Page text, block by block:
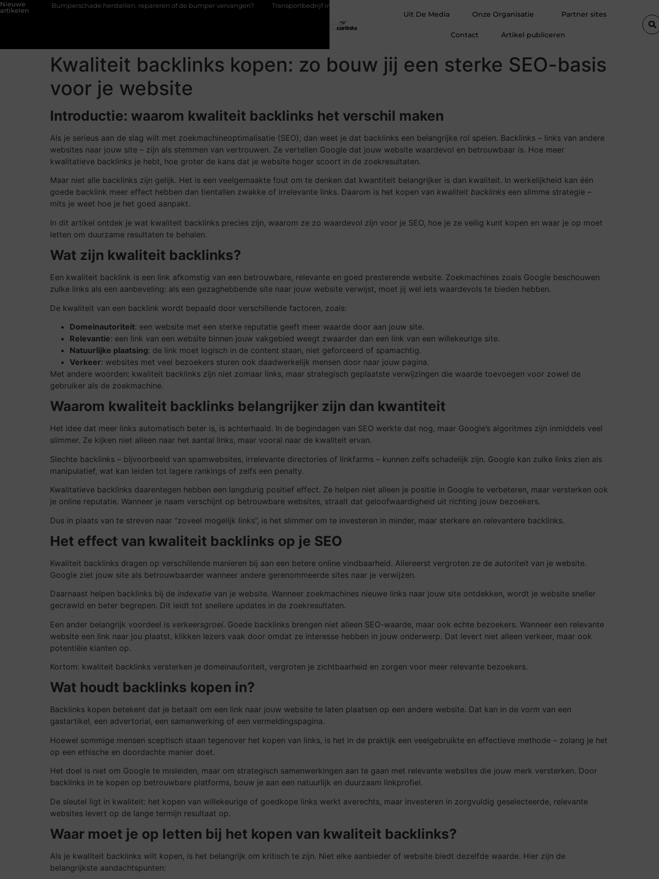
Nieuwe
artikelen
Bumperschade herstellen: repareren of de bumper vervangen? Transportbedrijf in Antwerpen als basis voor tevreden klanten
Uit De Media Onze Organisatie Partner sites
Contact Artikel publiceren
Kwaliteit backlinks kopen: zo bouw jij een sterke SEO-basis
voor je website
Introductie: waarom kwaliteit backlinks het verschil maken
Als je serieus aan de slag wilt met zoekmachineoptimalisatie (SEO), dan weet je dat backlinks een belangrijke rol spelen. Backlinks – links van andere
websites naar jouw site – zijn als stemmen van vertrouwen. Ze vertellen Google dat jouw website waardevol en betrouwbaar is. Hoe meer
kwalitatieve backlinks je hebt, hoe groter de kans dat je website hoger scoort in de zoekresultaten.
Maar niet alle backlinks zijn gelijk. Het is een veelgemaakte fout om te denken dat kwantiteit belangrijker is dan kwaliteit. In werkelijkheid kan één
goede backlink meer effect hebben dan tientallen zwakke of irrelevante links. Daarom is het kopen van kwaliteit backlinks een slimme strategie –
mits je weet hoe je het goed aanpakt.
In dit artikel ontdek je wat kwaliteit backlinks precies zijn, waarom ze zo waardevol zijn voor je SEO, hoe je ze veilig kunt kopen en waar je op moet
letten om duurzame resultaten te behalen.
Wat zijn kwaliteit backlinks?
Een kwaliteit backlink is een link afkomstig van een betrouwbare, relevante en goed presterende website. Zoekmachines zoals Google beschouwen
zulke links als een aanbeveling: als een gezaghebbende site naar jouw website verwijst, moet jij wel iets waardevols te bieden hebben.
De kwaliteit van een backlink wordt bepaald door verschillende factoren, zoals:
Domeinautoriteit: een website met een sterke reputatie geeft meer waarde door aan jouw site.
Relevantie: een link van een website binnen jouw vakgebied weegt zwaarder dan een link van een willekeurige site.
Natuurlijke plaatsing: de link moet logisch in de content staan, niet geforceerd of spamachtig.
Verkeer: websites met veel bezoekers sturen ook daadwerkelijk mensen door naar jouw pagina.
Met andere woorden: kwaliteit backlinks zijn niet zomaar links, maar strategisch geplaatste verwijzingen die waarde toevoegen voor zowel de
gebruiker als de zoekmachine.
Waarom kwaliteit backlinks belangrijker zijn dan kwantiteit
Het idee dat meer links automatisch beter is, is achterhaald. In de begindagen van SEO werkte dat nog, maar Google’s algoritmes zijn inmiddels veel
slimmer. Ze kijken niet alleen naar het aantal links, maar vooral naar de kwaliteit ervan.
Slechte backlinks – bijvoorbeeld van spamwebsites, irrelevante directories of linkfarms – kunnen zelfs schadelijk zijn. Google kan zulke links zien als
manipulatief, wat kan leiden tot lagere rankings of zelfs een penalty.
Kwalitatieve backlinks daarentegen hebben een langdurig positief effect. Ze helpen niet alleen je positie in Google te verbeteren, maar versterken ook
je online reputatie. Wanneer je naam verschijnt op betrouwbare websites, straalt dat geloofwaardigheid uit richting jouw bezoekers.
Dus in plaats van te streven naar “zoveel mogelijk links”, is het slimmer om te investeren in minder, maar sterkere en relevantere backlinks.
Het effect van kwaliteit backlinks op je SEO
Kwaliteit backlinks dragen op verschillende manieren bij aan een betere online vindbaarheid. Allereerst vergroten ze de autoriteit van je website.
Google ziet jouw site als betrouwbaarder wanneer andere gerenommeerde sites naar je verwijzen.
Daarnaast helpen backlinks bij de indexatie van je website. Wanneer zoekmachines nieuwe links naar jouw site ontdekken, wordt je website sneller
gecrawld en beter begrepen. Dit leidt tot snellere updates in de zoekresultaten.
Een ander belangrijk voordeel is verkeersgroei. Goede backlinks brengen niet alleen SEO-waarde, maar ook echte bezoekers. Wanneer een relevante
website een link naar jou plaatst, klikken lezers vaak door omdat ze interesse hebben in jouw onderwerp. Dat levert niet alleen verkeer, maar ook
potentiële klanten op.
Kortom: kwaliteit backlinks versterken je domeinautoriteit, vergroten je zichtbaarheid en zorgen voor meer relevante bezoekers.
Wat houdt backlinks kopen in?
Backlinks kopen betekent dat je betaalt om een link naar jouw website te laten plaatsen op een andere website. Dat kan in de vorm van een
gastartikel, een advertorial, een samenwerking of een vermeldingspagina.
Hoewel sommige mensen sceptisch staan tegenover het kopen van links, is het in de praktijk een veelgebruikte en effectieve methode – zolang je het
op een ethische en doordachte manier doet.
Het doel is niet om Google te misleiden, maar om strategisch samenwerkingen aan te gaan met relevante websites die jouw merk versterken. Door
backlinks in te kopen op betrouwbare platforms, bouw je aan een natuurlijk en duurzaam linkprofiel.
De sleutel ligt in kwaliteit: het kopen van willekeurige of goedkope links werkt averechts, maar investeren in zorgvuldig geselecteerde, relevante
websites levert op de lange termijn resultaat op.
Waar moet je op letten bij het kopen van kwaliteit backlinks?
Als je kwaliteit backlinks wilt kopen, is het belangrijk om kritisch te zijn. Niet elke aanbieder of website biedt dezelfde waarde. Hier zijn de
belangrijkste aandachtspunten: